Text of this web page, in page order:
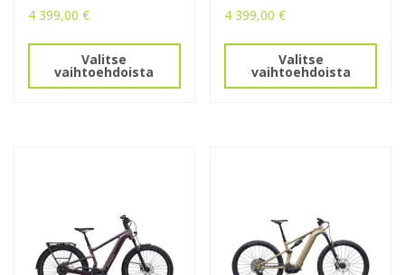
4 399,00 €
Valitse
vaihtoehdoista
Tällä
tuotteella
on
4 399,00€
Valitse
vaihtoehdoista
Tällä
tuotteella
on
sivulla.